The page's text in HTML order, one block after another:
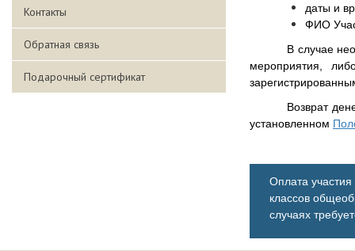
Контакты
Обратная связь
Подарочный сертификат
даты и
ФИО
В случае
мероприятия,
Возврат
установленном
Оплата
классов
случаях